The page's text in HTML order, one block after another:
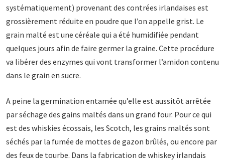
systématiquement) provenant des contrées irlandaises est
grossièrement réduite en poudre que l’on appelle grist. Le
grain malté est une céréale qui a été humidifiée pendant
quelques jours afin de faire germer la graine. Cette procédure
va libérer des enzymes qui vont transformer l’amidon contenu
dans le grain en sucre.
A peine la germination entamée qu’elle est aussitôt arrêtée
par séchage des gains maltés dans un grand four. Pour ce qui
est des whiskies écossais, les Scotch, les grains maltés sont
séchés par la fumée de mottes de gazon brûlés, ou encore par
des feux de tourbe. Dans la fabrication de whiskey irlandais